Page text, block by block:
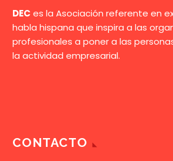
DEC es la Asociación referente en
habla hispana que inspira a las
profesionales a poner a las
la actividad empresarial.
CONTACTO